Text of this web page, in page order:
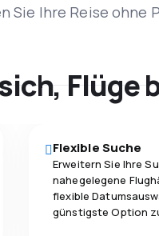
Sie Ihre Reise ohne
Flüge
Flexible Suche
Erweitern Sie Ihre
nahegelegene
flexible
günstigste Option